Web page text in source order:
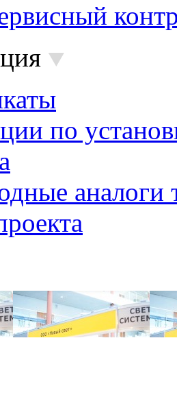
по
аналоги